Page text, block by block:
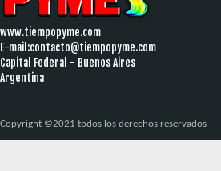
www.tiempopyme.com
E-mail:contacto@tiempopyme.com
Capital Federal - Buenos Aires
Argentina
Copyright ©2021 todos los derechos reservados